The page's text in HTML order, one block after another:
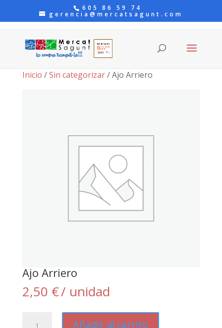
605 86 59 74
gerencia@mercatsagunt.com
Inicio /Sin categorizar/ Ajo Arriero
Ajo Arriero
2,50 €/ unidad
Añadir al carrito